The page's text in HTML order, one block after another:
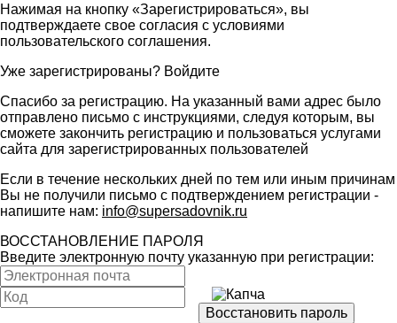
Нажимая на кнопку «Зарегистрироваться», вы
подтверждаете свое согласия с условиями
пользовательского соглашения.
Уже зарегистрированы? Войдите
Спасибо за регистрацию. На указанный вами адрес было
отправлено письмо с инструкциями, следуя которым, вы
сможете закончить регистрацию и пользоваться услугами
сайта для зарегистрированных пользователей
Если в течение нескольких дней по тем или иным причинам
Вы не получили письмо с подтверждением регистрации -
напишите нам: info@supersadovnik.ru
ВОССТАНОВЛЕНИЕ ПАРОЛЯ
Введите электронную почту указанную при регистрации: